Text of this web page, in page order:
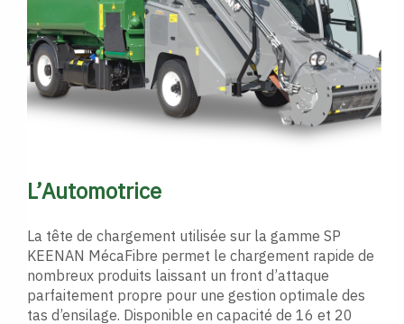
L’Automotrice
La tête de chargement utilisée sur la gamme SP
KEENAN MécaFibre permet le chargement rapide de
nombreux produits laissant un front d’attaque
parfaitement propre pour une gestion optimale des
tas d’ensilage. Disponible en capacité de 16 et 20